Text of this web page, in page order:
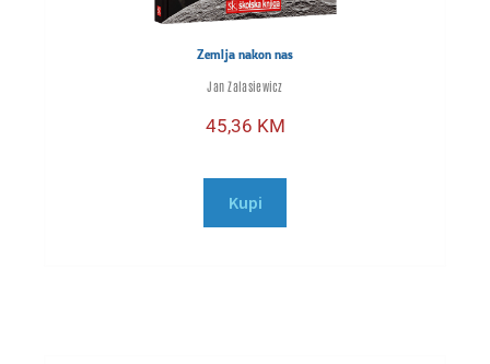
Zemlja nakon nas
Jan Zalasiewicz
45,36 KM
Kupi